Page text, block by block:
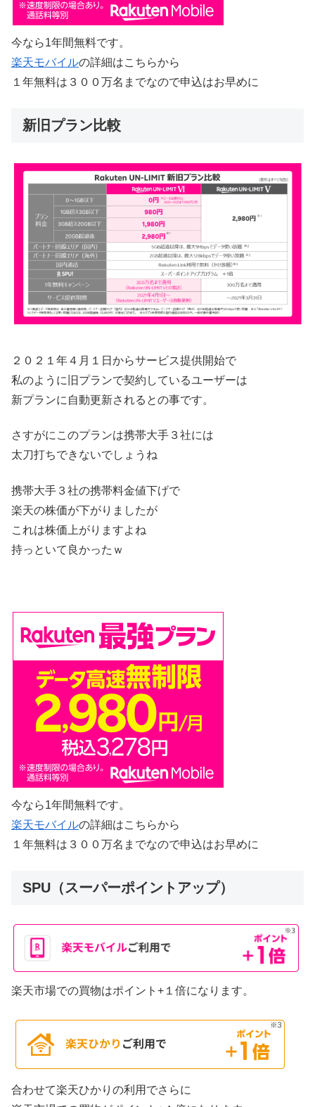
今なら1年間無料です。
楽天モバイルの詳細はこちらから
１年無料は３００万名までなので申込はお早めに
新旧プラン比較
２０２１年４月１日からサービス提供開始で
私のように旧プランで契約しているユーザーは
新プランに自動更新されるとの事です。
さすがにこのプランは携帯大手３社には
太刀打ちできないでしょうね
携帯大手３社の携帯料金値下げで
楽天の株価が下がりましたが
これは株価上がりますよね
持っといて良かったｗ
今なら1年間無料です。
楽天モバイルの詳細はこちらから
１年無料は３００万名までなので申込はお早めに
SPU（スーパーポイントアップ）
楽天市場での買物はポイント+１倍になります。
合わせて楽天ひかりの利用でさらに